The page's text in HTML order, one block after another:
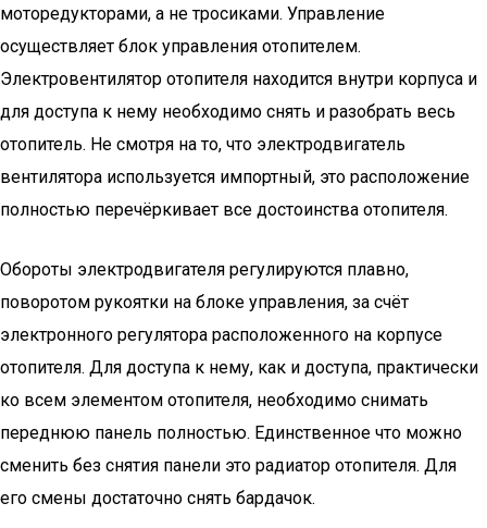
моторедукторами, а не тросиками. Управление
осуществляет блок управления отопителем.
Электровентилятор отопителя находится внутри корпуса и
для доступа к нему необходимо снять и разобрать весь
отопитель. Не смотря на то, что электродвигатель
вентилятора используется импортный, это расположение
полностью перечёркивает все достоинства отопителя.
Обороты электродвигателя регулируются плавно,
поворотом рукоятки на блоке управления, за счёт
электронного регулятора расположенного на корпусе
отопителя. Для доступа к нему, как и доступа, практически
ко всем элементом отопителя, необходимо снимать
переднюю панель полностью. Единственное что можно
сменить без снятия панели это радиатор отопителя. Для
его смены достаточно снять бардачок.